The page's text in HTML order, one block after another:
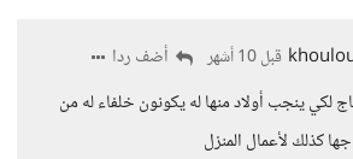
قبل 10 أشهر
أضف ردا
لكي ينجب أولاد منها له يكونون خلفاء له من
كذلك لأعمال المنزل